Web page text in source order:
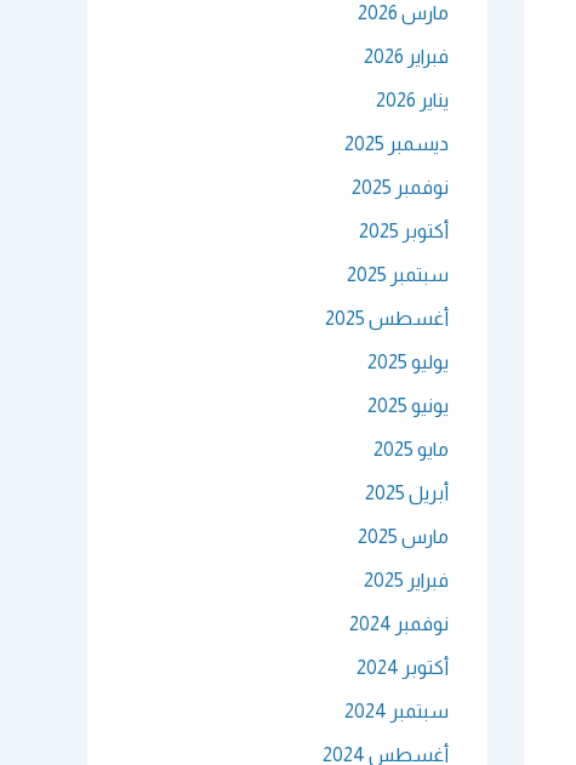
مارس 2026
فبراير 2026
يناير 2026
ديسمبر 2025
نوفمبر 2025
أكتوبر 2025
سبتمبر 2025
أغسطس 2025
يوليو 2025
يونيو 2025
مايو 2025
أبريل 2025
مارس 2025
فبراير 2025
نوفمبر 2024
أكتوبر 2024
سبتمبر 2024
أغسطس 2024